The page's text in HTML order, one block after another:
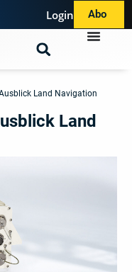
Login Abo
Land Navigation
Land